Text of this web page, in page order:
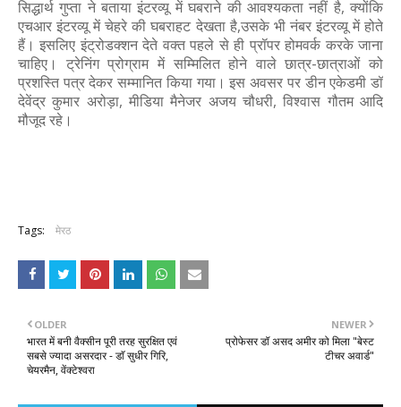
सिद्धार्थ गुप्ता ने बताया इंटरव्यू में घबराने की आवश्यकता नहीं है, क्योंकि
एचआर इंटरव्यू में चेहरे की घबराहट देखता है,उसके भी नंबर इंटरव्यू में होते
हैं। इसलिए इंट्रोडक्शन देते वक्त पहले से ही प्रॉपर होमवर्क करके जाना
चाहिए। ट्रेनिंग प्रोग्राम में सम्मिलित होने वाले छात्र-छात्राओं को
प्रशस्ति पत्र देकर सम्मानित किया गया। इस अवसर पर डीन एकेडमी डॉ
देवेंद्र कुमार अरोड़ा, मीडिया मैनेजर अजय चौधरी, विश्वास गौतम आदि
मौजूद रहे।
Tags: मेरठ
NEWER
प्रोफेसर डॉ असद अमीर को मिला "बेस्ट
टीचर अवार्ड"
OLDER
भारत में बनी वैक्सीन पूरी तरह सुरक्षित एवं
सबसे ज्यादा असरदार - डाॅ सुधीर गिरि,
चेयरमैन, वेंक्टेश्वरा